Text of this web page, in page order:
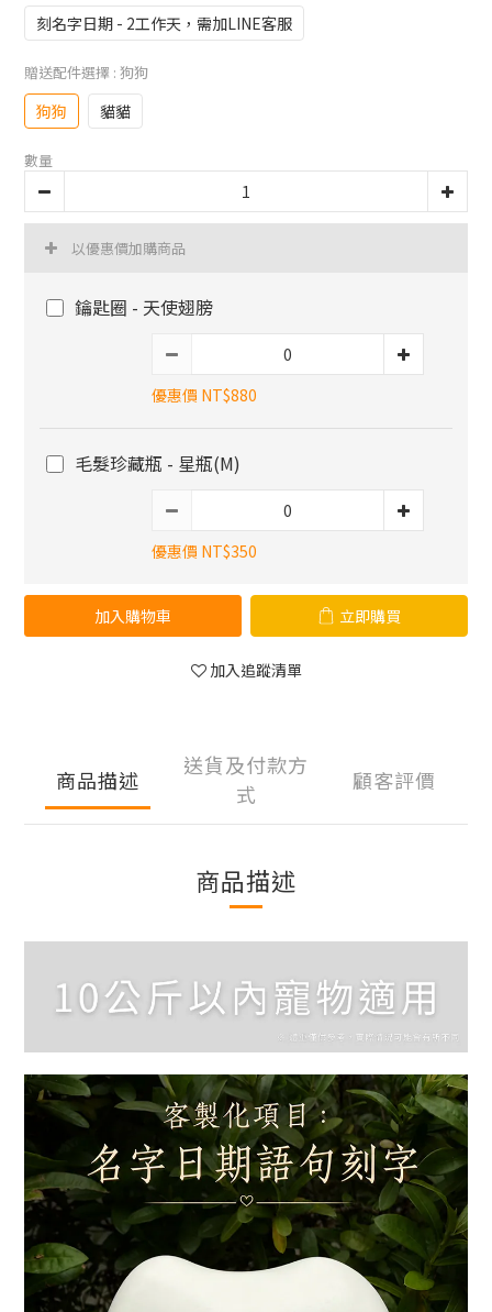
刻名字日期 - 2工作天，需加LINE客服
贈送配件選擇 : 狗狗
狗狗 貓貓
數量
以優惠價加購商品
鑰匙圈 - 天使翅膀
優惠價 NT$880
毛髮珍藏瓶 - 星瓶(M)
優惠價 NT$350
加入購物車 立即購買
加入追蹤清單
商品描述
送貨及付款方
式
顧客評價
商品描述